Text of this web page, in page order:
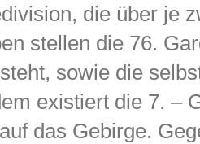
die über je
stellen die 76.
sowie die
existiert die 7. –
das Gebirge.